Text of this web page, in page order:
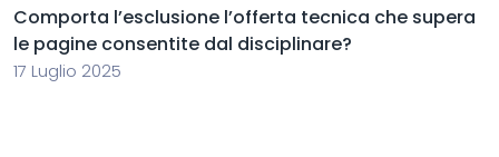
Comporta l’esclusione l’offerta tecnica che supera
le pagine consentite dal disciplinare?
17 Luglio 2025